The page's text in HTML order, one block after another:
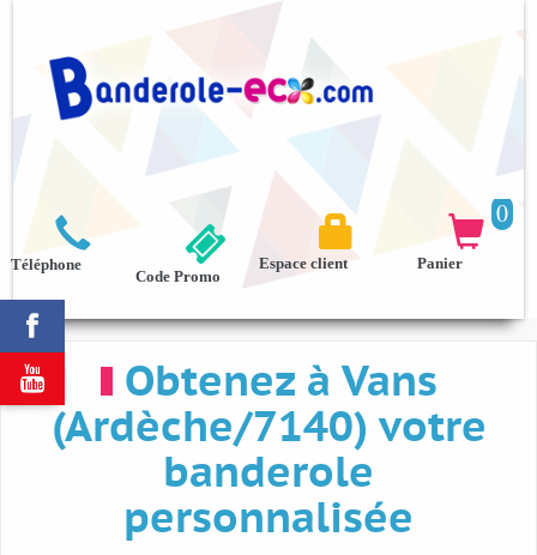



Téléphone
0

Panier

Espace client
Code Promo
Obtenez à Vans
(Ardèche/7140) votre
banderole
personnalisée